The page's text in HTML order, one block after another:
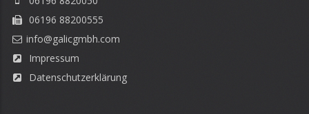
06196 88200555
info@galicgmbh.com
Impressum
Datenschutzerklärung